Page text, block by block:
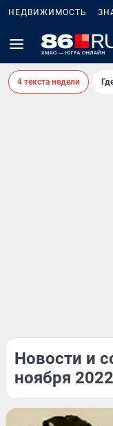
НЕДВИЖИМОСТЬ
4 текста недели
Новости и
ноября 2022